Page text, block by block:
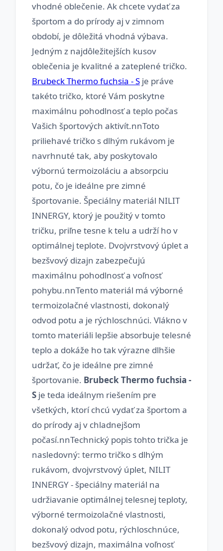
vhodné oblečenie. Ak chcete vydať za
športom a do prírody aj v zimnom
období, je dôležitá vhodná výbava.
Jedným z najdôležitejších kusov
oblečenia je kvalitné a zateplené tričko.
Brubeck Thermo fuchsia - S je práve
takéto tričko, ktoré Vám poskytne
maximálnu pohodlnosť a teplo počas
Vašich športových aktivít.nnToto
priliehavé tričko s dlhým rukávom je
navrhnuté tak, aby poskytovalo
výbornú termoizoláciu a absorpciu
potu, čo je ideálne pre zimné
športovanie. Špeciálny materiál NILIT
INNERGY, ktorý je použitý v tomto
tričku, priľne tesne k telu a udrží ho v
optimálnej teplote. Dvojvrstvový úplet a
bezšvový dizajn zabezpečujú
maximálnu pohodlnosť a voľnosť
pohybu.nnTento materiál má výborné
termoizolačné vlastnosti, dokonalý
odvod potu a je rýchloschnúci. Vlákno v
tomto materiáli lepšie absorbuje telesné
teplo a dokáže ho tak výrazne dlhšie
udržať, čo je ideálne pre zimné
športovanie. Brubeck Thermo fuchsia -
S je teda ideálnym riešením pre
všetkých, ktorí chcú vydať za športom a
do prírody aj v chladnejšom
počasí.nnTechnický popis tohto trička je
nasledovný: termo tričko s dlhým
rukávom, dvojvrstvový úplet, NILIT
INNERGY - špeciálny materiál na
udržiavanie optimálnej telesnej teploty,
výborné termoizolačné vlastnosti,
dokonalý odvod potu, rýchloschnúce,
bezšvový dizajn, maximálna voľnosť